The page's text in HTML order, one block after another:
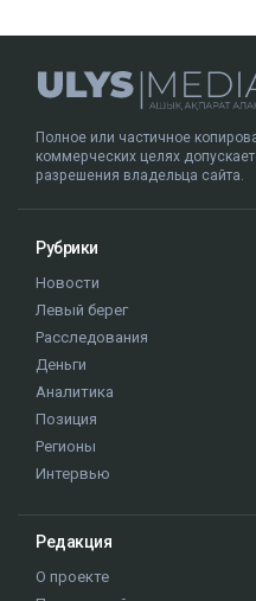
Полное или частичное
коммерческих целях
разрешения владельца сайта.
Рубрики
Новости
Левый берег
Расследования
Деньги
Аналитика
Позиция
Регионы
Интервью
Редакция
О проекте